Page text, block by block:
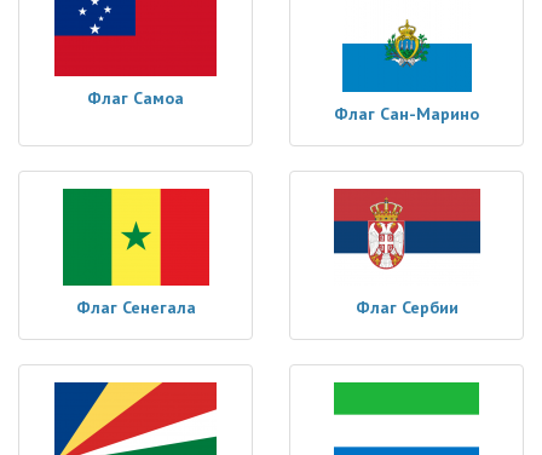
Флаг Самоа
Флаг Сан-Марино
Флаг Сенегала Флаг Сербии